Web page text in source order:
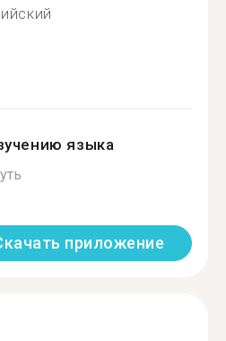
языка
приложение